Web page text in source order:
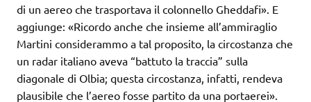
di un aereo che trasportava il colonnello Gheddafi». E
aggiunge: «Ricordo anche che insieme all’ammiraglio
Martini considerammo a tal proposito, la circostanza che
un radar italiano aveva “battuto la traccia” sulla
diagonale di Olbia; questa circostanza, infatti, rendeva
plausibile che l’aereo fosse partito da una portaerei».